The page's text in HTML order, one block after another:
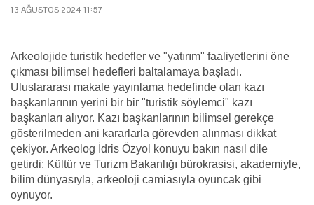
13 AĞUSTOS 2024 11:57
Arkeolojide turistik hedefler ve "yatırım" faaliyetlerini öne
çıkması bilimsel hedefleri baltalamaya başladı.
Uluslararası makale yayınlama hedefinde olan kazı
başkanlarının yerini bir bir "turistik söylemci" kazı
başkanları alıyor. Kazı başkanlarının bilimsel gerekçe
gösterilmeden ani kararlarla görevden alınması dikkat
çekiyor. Arkeolog İdris Özyol konuyu bakın nasıl dile
getirdi: Kültür ve Turizm Bakanlığı bürokrasisi, akademiyle,
bilim dünyasıyla, arkeoloji camiasıyla oyuncak gibi
oynuyor.